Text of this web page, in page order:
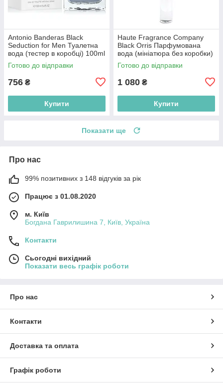
Antonio Banderas Black
Seduction for Men Туалетна
вода (тестер в коробці) 100ml
(8411061695968)
Готово до відправки
756 ₴
Купити
Haute Fragrance Company
Black Orris Парфумована
вода (мініатюра без коробки)
7.5ml
Готово до відправки
1 080 ₴
Купити
Показати ще
Про нас
99% позитивних з 148 відгуків за рік
Працює з 01.08.2020
м. Київ
Богдана Гаврилишина 7, Київ, Україна
Контакти
Сьогодні вихідний
Показати весь графік роботи
Про нас
Контакти
Доставка та оплата
Графік роботи